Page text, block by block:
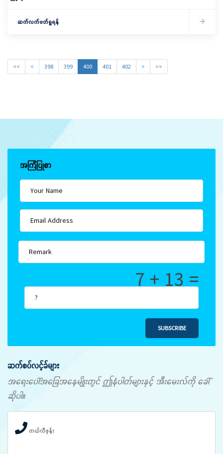
ဆက်လက်ဖတ်ရှုရန်
<< < 398 399 400 401 402 > >>
အကြံပြုစာ
7 + 13 =
SUBSCRIBE
ဆက်စပ်လင့်ခ်များ
အရေးပေါ်အခြေအနေမျိုးတွင် ဤနံပါတ်များနှင့် အီးမေးလ်ကို ခေါ်
ဆိုပါ။
တယ်လီဖုန်း